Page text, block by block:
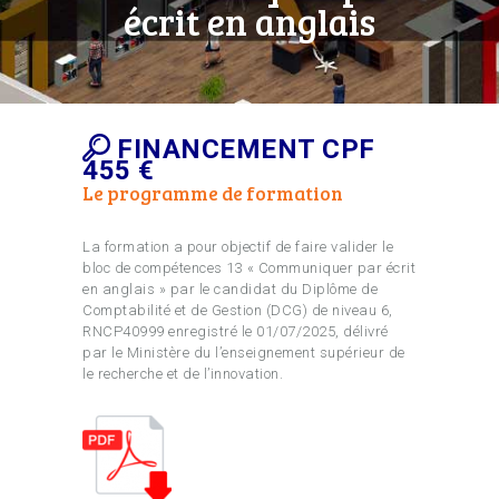
écrit en anglais
FINANCEMENT CPF
455 €
Le programme de formation
La formation a pour objectif de faire valider le
bloc de compétences 13 « Communiquer par écrit
en anglais » par le candidat du Diplôme de
Comptabilité et de Gestion (DCG) de niveau 6,
RNCP40999 enregistré le 01/07/2025, délivré
par le Ministère du l’enseignement supérieur de
le recherche et de l’innovation.